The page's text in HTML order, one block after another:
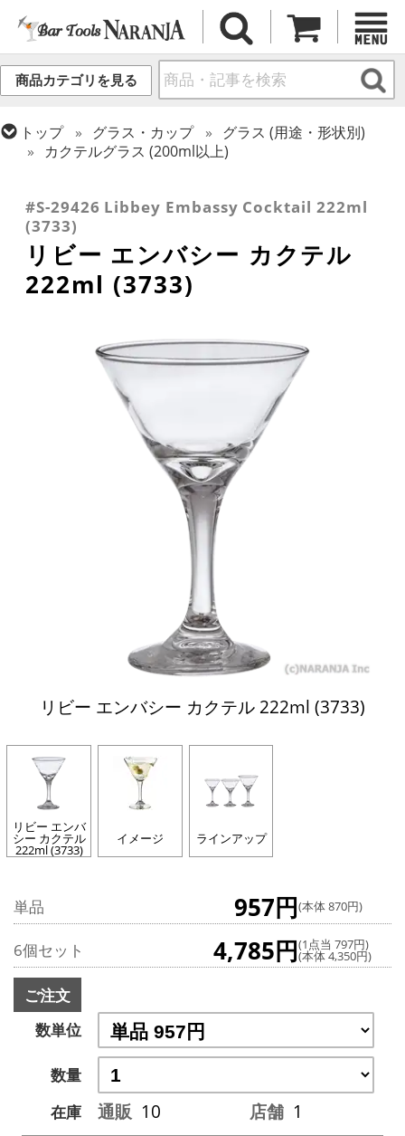
商品カテゴリを見る
トップ グラス・カップ
グラス (用途・形状別)
カクテルグラス (200ml以上)
カクテルグラス (全サイズ)
#S-29426 Libbey Embassy Cocktail 222ml
(3733)
リビー エンバシー カクテル
222ml (3733)
リビー エンバシー カクテル 222ml (3733)
リビー エンバ
シー カクテル
222ml (3733)
イメージ ラインアップ
単品 957円(本体 870円)
6個セット 4,785円(1点当 797円)
(本体 4,350円)
ご注文
数単位
数量
在庫
通販 10 店舗 1